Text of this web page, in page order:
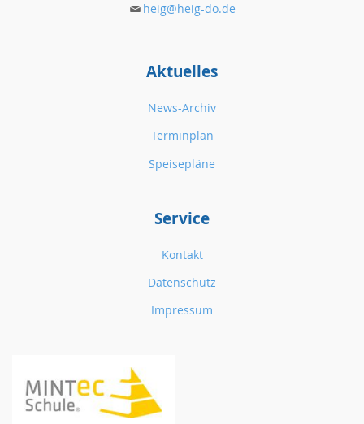
heig@heig-do.de
Aktuelles
News-Archiv
Terminplan
Speisepläne
Service
Kontakt
Datenschutz
Impressum